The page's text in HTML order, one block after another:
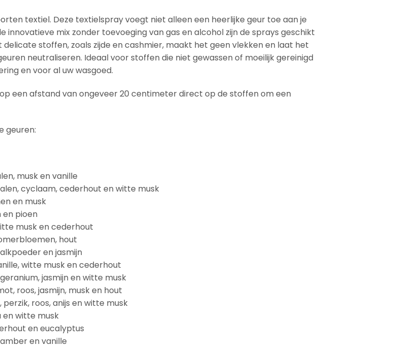
textiel. Deze textielspray voegt niet alleen een heerlijke geur toe aan je
innovatieve mix zonder toevoeging van gas en alcohol zijn de sprays geschikt
stoffen, zoals zijde en cashmier, maakt het geen vlekken en laat het
neutraliseren. Ideaal voor stoffen die niet gewassen of moeilijk gereinigd
en voor al uw wasgoed.
een afstand van ongeveer 20 centimeter direct op de stoffen om een
geuren:
musk en vanille
cyclaam, cederhout en witte musk
en musk
en pioen
musk en cederhout
hout
en jasmijn
witte musk en cederhout
jasmijn en witte musk
roos, jasmijn, musk en hout
roos, anijs en witte musk
en witte musk
en eucalyptus
en vanille